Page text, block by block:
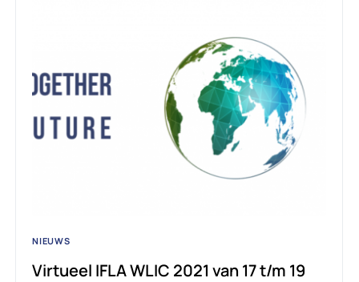
NIEUWS
Virtueel IFLA WLIC 2021 van 17 t/m 19